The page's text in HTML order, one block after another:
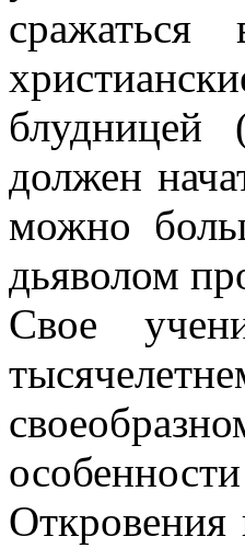
сражаться
должен
можно
дьяволом
Свое
Откровения